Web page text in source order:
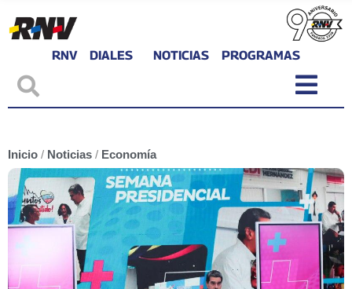
RNV DIALES NOTICIAS PROGRAMAS
Inicio / Noticias / Economía